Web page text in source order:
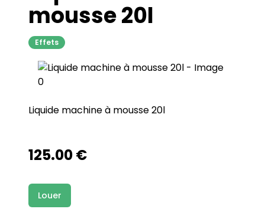
mousse 20l
Effets
Liquide machine à mousse 20l
125.00€
Louer